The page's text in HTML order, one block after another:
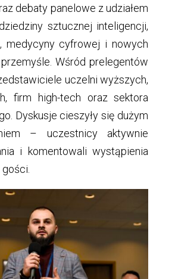
debaty panelowe z udziałem
sztucznej inteligencji,
medycyny cyfrowej i nowych
Wśród prelegentów
uczelni wyższych,
firm high-tech oraz sektora
Dyskusje cieszyły się dużym
– uczestnicy aktywnie
i komentowali wystąpienia